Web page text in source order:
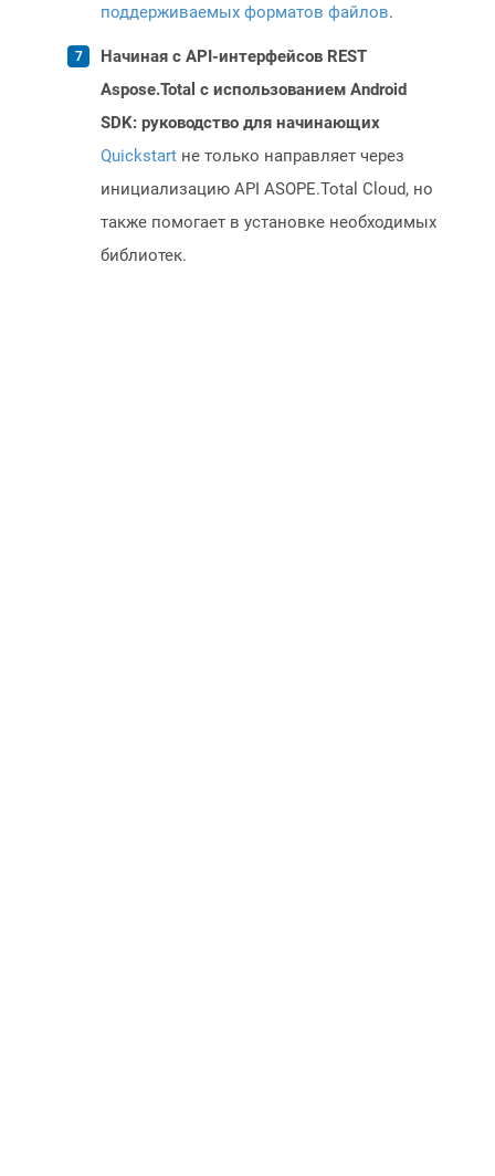
поддерживаемых форматов файлов.
Начиная с API-интерфейсов REST
Aspose.Total с использованием Android
SDK: руководство для начинающих
Quickstart не только направляет через
инициализацию API ASOPE.Total Cloud, но
также помогает в установке необходимых
библиотек.